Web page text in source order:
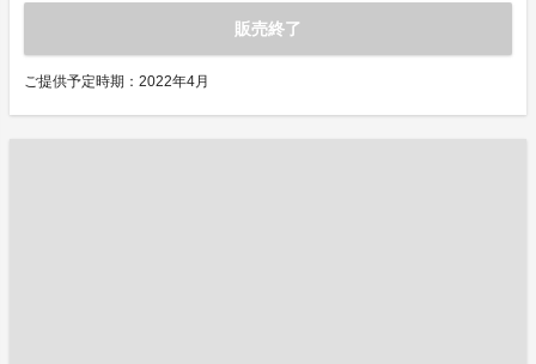
販売終了
ご提供予定時期：2022年4月